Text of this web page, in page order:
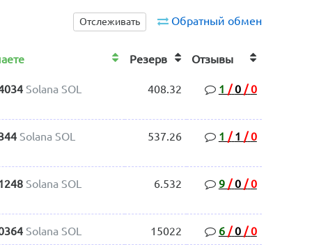
Обратный обмен
Отслеживать
Резерв Отзывы
Solana SOL 408.32 1 / 0 / 0
Solana SOL 537.26 1 / 1 / 0
Solana SOL 6.532 9 / 0 / 0
Solana SOL 15022 6 / 0 / 0